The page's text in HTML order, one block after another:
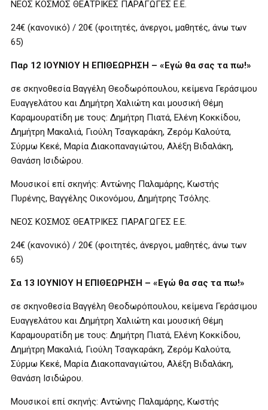
ΝΕΟΣ ΚΟΣΜΟΣ ΘΕΑΤΡΙΚΕΣ ΠΑΡΑΓΩΓΕΣ Ε.Ε.
24€ (κανονικό) / 20€ (φοιτητές, άνεργοι, μαθητές, άνω των
65)
Παρ 12 ΙΟΥΝΙΟΥ Η ΕΠΙΘΕΩΡΗΣΗ – «Εγώ θα σας τα πω!»
σε σκηνοθεσία Βαγγέλη Θεοδωρόπουλου, κείμενα Γεράσιμου
Ευαγγελάτου και Δημήτρη Χαλιώτη και μουσική Θέμη
Καραμουρατίδη με τους: Δημήτρη Πιατά, Ελένη Κοκκίδου,
Δημήτρη Μακαλιά, Γιούλη Τσαγκαράκη, Ζερόμ Καλούτα,
Σύρμω Κεκέ, Μαρία Διακοπαναγιώτου, Αλέξη Βιδαλάκη,
Θανάση Ισιδώρου.
Μουσικοί επί σκηνής: Αντώνης Παλαμάρης, Κωστής
Πυρένης, Βαγγέλης Οικονόμου, Δημήτρης Τσόλης.
ΝΕΟΣ ΚΟΣΜΟΣ ΘΕΑΤΡΙΚΕΣ ΠΑΡΑΓΩΓΕΣ Ε.Ε.
24€ (κανονικό) / 20€ (φοιτητές, άνεργοι, μαθητές, άνω των
65)
Σα 13 ΙΟΥΝΙΟΥ Η ΕΠΙΘΕΩΡΗΣΗ – «Εγώ θα σας τα πω!»
σε σκηνοθεσία Βαγγέλη Θεοδωρόπουλου, κείμενα Γεράσιμου
Ευαγγελάτου και Δημήτρη Χαλιώτη και μουσική Θέμη
Καραμουρατίδη με τους: Δημήτρη Πιατά, Ελένη Κοκκίδου,
Δημήτρη Μακαλιά, Γιούλη Τσαγκαράκη, Ζερόμ Καλούτα,
Σύρμω Κεκέ, Μαρία Διακοπαναγιώτου, Αλέξη Βιδαλάκη,
Θανάση Ισιδώρου.
Μουσικοί επί σκηνής: Αντώνης Παλαμάρης, Κωστής